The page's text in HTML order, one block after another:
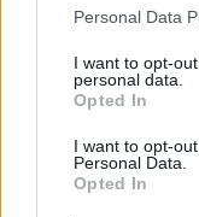
Please note that
not limited to your
grant or deny
use your data for
consent section.
Personal Data
I want to opt-
personal data.
Opted In
I want to opt-
Personal Data.
Opted In